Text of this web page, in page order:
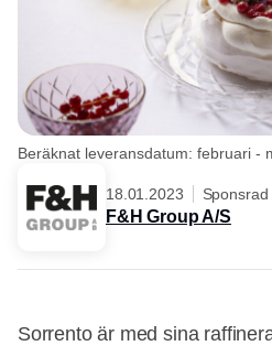
Beräknat leveransdatum: februari -
18.01.2023 Sponsrad
F&H Group A/S
Sorrento är med sina